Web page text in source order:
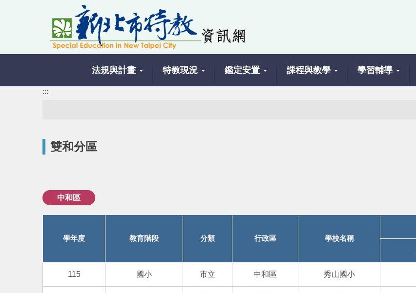
內
法規與計畫 特教現況 鑑定安置 課程與教學 學習輔導
:::
雙和分區
中和區
學年度 教育階段 分類 行政區 學校名稱
115 國小 市立 中和區 秀山國小